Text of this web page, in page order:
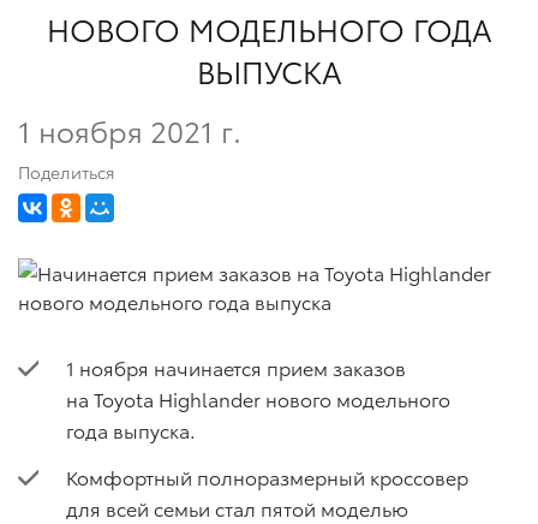
НОВОГО МОДЕЛЬНОГО ГОДА
ВЫПУСКА
1 ноября 2021 г.
Поделиться
1 ноября начинается прием заказов
на Toyota Highlander нового модельного
года выпуска.
Комфортный полноразмерный кроссовер
для всей семьи стал пятой моделью